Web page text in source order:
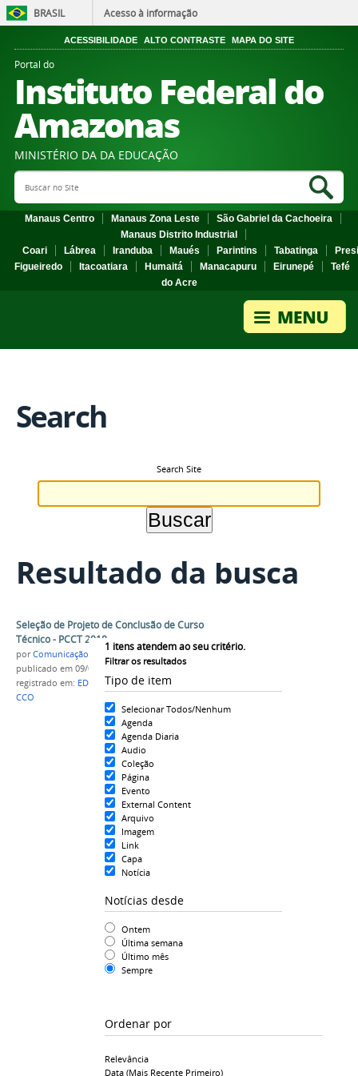
BRASIL Acesso à informação
ACESSIBILIDADE ALTO CONTRASTE MAPA DO SITE
Portal do
Instituto Federal do
Amazonas
MINISTÉRIO DA DA EDUCAÇÃO
Search Site
Manaus Centro Manaus Zona Leste
São Gabriel da Cachoeira
Manaus Distrito Industrial
Coari
Lábrea Iranduba Maués Parintins Tabatinga
Figueiredo
Itacoatiara Humaitá Manacapuru Eirunepé
Tefé
do Acre
Search
Search Site
Resultado da busca
1 itens atendem ao seu critério.
Filtrar os resultados
Tipo de item
Selecionar Todos/Nenhum
Agenda
Agenda Diaria
Audio
Coleção
Página
Evento
External Content
Arquivo
Imagem
Link
Capa
Notícia
Notícias desde
Ontem
Última semana
Último mês
Sempre
Ordenar por
Relevância
Data (mais Recente Primeiro)
Seleção de Projeto de Conclusão de Curso
Técnico - PCCT 2018
porComunicação COARI
publicado em 09/05/2018
registrado em: EDITAL Nº 07 ,PCCT,PCCT 2018
CCO